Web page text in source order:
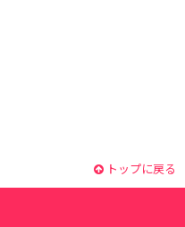
トップに戻る